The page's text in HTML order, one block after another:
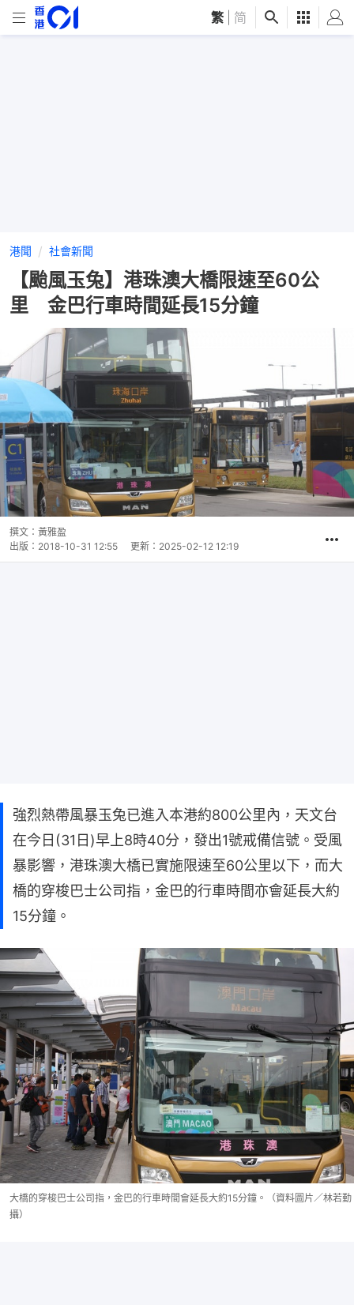
繁 简
港聞 社會新聞
【颱風玉兔】港珠澳大橋限速至60公
里 金巴行車時間延長15分鐘
撰文： 黃雅盈
出版： 2018-10-31 12:55 更新： 2025-02-12 12:19
強烈熱帶風暴玉兔已進入本港約800公里內，天文台
在今日(31日)早上8時40分，發出1號戒備信號。受風
暴影響，港珠澳大橋已實施限速至60公里以下，而大
橋的穿梭巴士公司指，金巴的行車時間亦會延長大約
15分鐘。
大橋的穿梭巴士公司指，金巴的行車時間會延長大約15分鐘。（資料圖片／林若勤
攝）